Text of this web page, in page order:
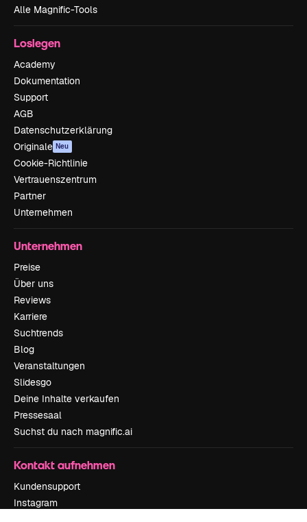
Alle Magnific-Tools
Loslegen
Academy
Dokumentation
Support
AGB
Datenschutzerklärung
Originale Neu
Cookie-Richtlinie
Vertrauenszentrum
Partner
Unternehmen
Unternehmen
Preise
Über uns
Reviews
Karriere
Suchtrends
Blog
Veranstaltungen
Slidesgo
Deine Inhalte verkaufen
Pressesaal
Suchst du nach magnific.ai
Kontakt aufnehmen
Kundensupport
Instagram